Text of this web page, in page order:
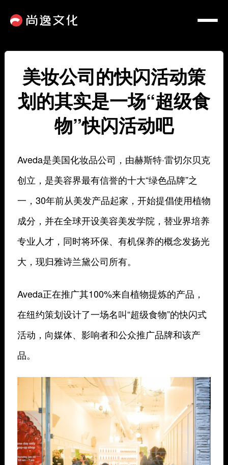
美妆公司的快闪活动策
划的其实是一场“超级食
物”快闪活动吧
Aveda是美国化妆品公司，由赫斯特·雷切尔贝克
创立，是美容界最有信誉的十大“绿色品牌”之
一，30年前从美发产品起家，开始提倡使用植物
成分，并在全球开设美容美发学院，替业界培养
专业人才，同时将环保、有机保养的概念发扬光
大，现归雅诗兰黛公司所有。
Aveda正在推广其100%来自植物提炼的产品，
在纽约策划设计了一场名叫“超级食物”的快闪式
活动，向媒体、影响者和公众推广品牌和该产
品。